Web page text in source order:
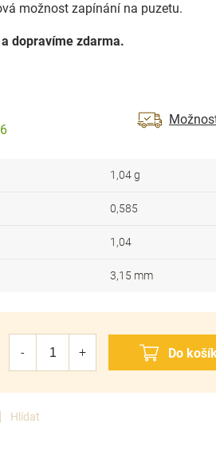
možnost zapínání na puzetu.
dopravíme zdarma.
Hlídat
1,04 g
0,585
1,04
3,15 mm